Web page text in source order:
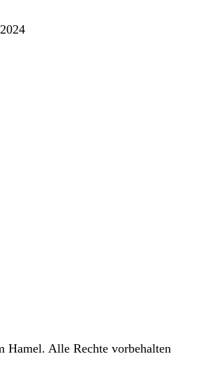
Alle Rechte vorbehalten